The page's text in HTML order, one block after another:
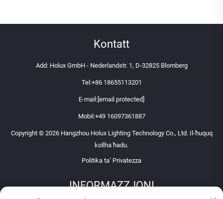
Kontatt
Add: Holux GmbH - Nederlandstr. 1, D-32825 Blomberg
Tel:+86 18655113201
E-mail: [email protected]
Mobil:+49 16097361887
Copyright © 2026 Hangzhou Holux Lighting Technology Co., Ltd. Il-ħuquq
kollha ħadu.
Politika ta’ Privatezza
INFORMAZZJONI